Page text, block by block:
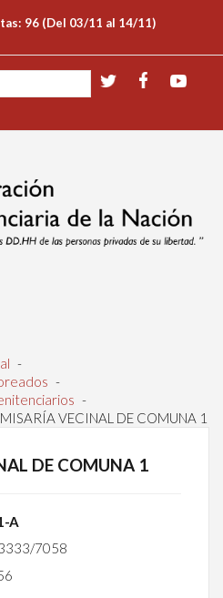
96 (Del 03/11 al 14/11)
-
-
-
VECINAL DE COMUNA 1
DE COMUNA 1
A
7058